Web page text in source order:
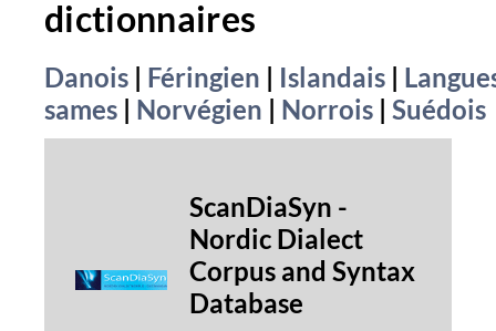
dictionnaires
Danois | Féringien | Islandais |
sames | Norvégien | Norrois | Suédois
ScanDiaSyn -
Nordic Dialect
Corpus and Syntax
Database